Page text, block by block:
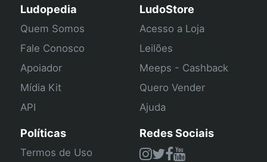
Ludopedia
Quem Somos
Fale Conosco
Apoiador
Mídia Kit
API
LudoStore
Acesso a Loja
Leilões
Meeps - Cashback
Quero Vender
Ajuda
Políticas
Termos de Uso
Redes Sociais